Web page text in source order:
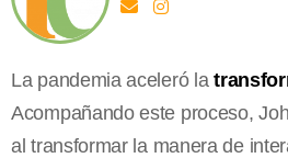
La pandemia aceleró la
Acompañando este proceso,
al transformar la manera de